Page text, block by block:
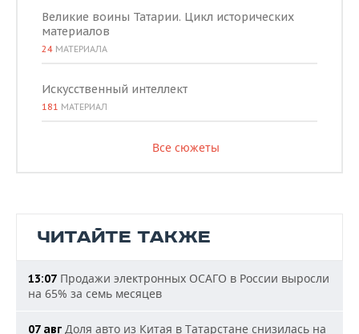
Великие воины Татарии. Цикл исторических
материалов
24 МАТЕРИАЛА
Искусственный интеллект
181 МАТЕРИАЛ
Все сюжеты
ЧИТАЙТЕ ТАКЖЕ
13:07 Продажи электронных ОСАГО в России выросли
на 65% за семь месяцев
07 авг Доля авто из Китая в Татарстане снизилась на